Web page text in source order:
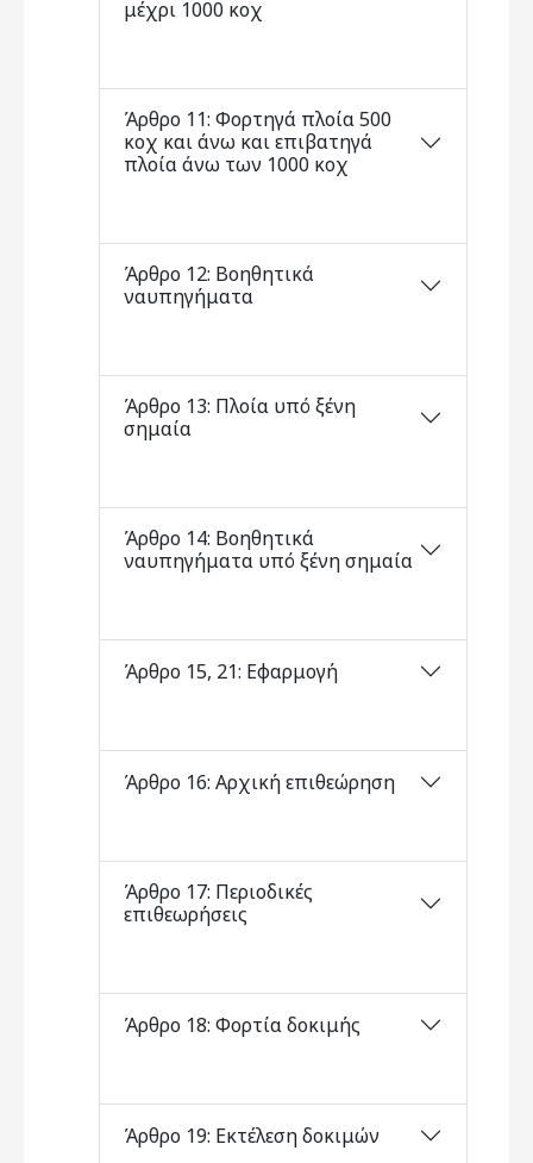
μέχρι 1000 κοχ
Άρθρο 11: Φορτηγά πλοία 500
κοχ και άνω και επιβατηγά
πλοία άνω των 1000 κοχ
Άρθρο 12: Βοηθητικά
ναυπηγήματα
Άρθρο 13: Πλοία υπό ξένη
σημαία
Άρθρο 14: Βοηθητικά
ναυπηγήματα υπό ξένη σημαία
Άρθρο 15, 21: Εφαρμογή
Άρθρο 16: Αρχική επιθεώρηση
Άρθρο 17: Περιοδικές
επιθεωρήσεις
Άρθρο 18: Φορτία δοκιμής
Άρθρο 19: Εκτέλεση δοκιμών